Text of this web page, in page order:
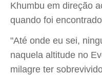
Khumbu em direção
quando foi
"Até onde eu sei,
naquela altitude no
milagre ter